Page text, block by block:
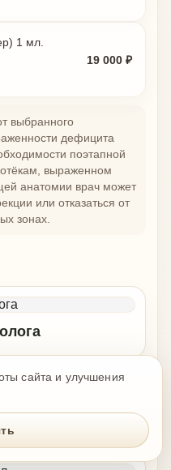
1 мл.
19 000 ₽
выбранного
дефицита
поэтапной
выраженном
анатомии врач может
или отказаться от
зонах.
сайта и улучшения